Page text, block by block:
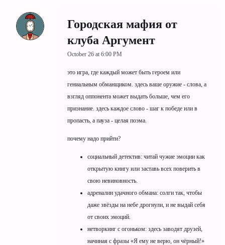
Городская мафия от
клуба Аргумент
October 26 at 6:00 PM
это игра, где каждый может быть героем или
гениальным обманщиком. здесь ваше оружие - слова, а
взгляд оппонента может выдать больше, чем его
признание. здесь каждое слово - шаг к победе или в
пропасть, а пауза - целая поэма.
почему надо прийти?
социальный детектив: читай чужие эмоции как
открытую книгу или заставь всех поверить в
свою невиновность.
адреналин удачного обмана: солги так, чтобы
даже звёзды на небе дрогнули, и не выдай себя
от своих эмоций.
нетворкинг с огоньком: здесь заводят друзей,
начиная с фразы «Я ему не верю, он чёрный!»